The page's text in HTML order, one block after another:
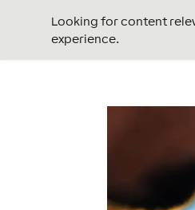
Looking for content
experience.